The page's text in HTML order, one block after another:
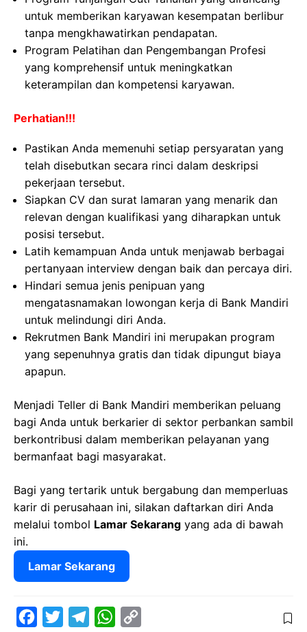
untuk memberikan karyawan kesempatan berlibur
tanpa mengkhawatirkan pendapatan.
Program Pelatihan dan Pengembangan Profesi
yang komprehensif untuk meningkatkan
keterampilan dan kompetensi karyawan.
Perhatian!!!
Pastikan Anda memenuhi setiap persyaratan yang
telah disebutkan secara rinci dalam deskripsi
pekerjaan tersebut.
Siapkan CV dan surat lamaran yang menarik dan
relevan dengan kualifikasi yang diharapkan untuk
posisi tersebut.
Latih kemampuan Anda untuk menjawab berbagai
pertanyaan interview dengan baik dan percaya diri.
Hindari semua jenis penipuan yang
mengatasnamakan lowongan kerja di Bank Mandiri
untuk melindungi diri Anda.
Rekrutmen Bank Mandiri ini merupakan program
yang sepenuhnya gratis dan tidak dipungut biaya
apapun.
Menjadi Teller di Bank Mandiri memberikan peluang
bagi Anda untuk berkarier di sektor perbankan sambil
berkontribusi dalam memberikan pelayanan yang
bermanfaat bagi masyarakat.
Bagi yang tertarik untuk bergabung dan memperluas
karir di perusahaan ini, silakan daftarkan diri Anda
melalui tombol Lamar Sekarang yang ada di bawah
ini.
Lamar Sekarang
W